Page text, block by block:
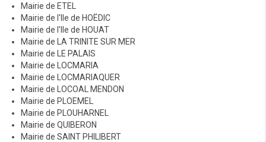
Mairie de ETEL
Mairie de l'Ile de HOËDIC
Mairie de l'Ile de HOUAT
Mairie de LA TRINITE SUR MER
Mairie de LE PALAIS
Mairie de LOCMARIA
Mairie de LOCMARIAQUER
Mairie de LOCOAL MENDON
Mairie de PLOEMEL
Mairie de PLOUHARNEL
Mairie de QUIBERON
Mairie de SAINT PHILIBERT